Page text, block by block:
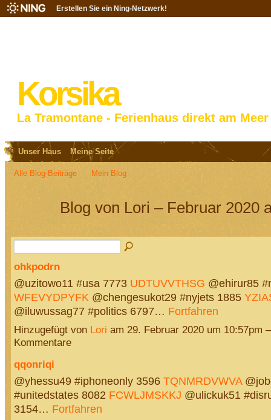
Erstellen Sie ein Ning-Netzwerk!
Korsika
La Tramontane - Ferienhaus direkt am Meer
Unser Haus Meine Seite
Alle Blog-Beiträge Mein Blog
Blog von Lori – Februar 2020
ohkpodrn
@uzitowo11 #usa 7773 UDTUVVTHSG @ehirur85
WFEVYDPYFK @chengesukot29 #nyjets 1885
@iluwussag77 #politics 6797… Fortfahren
Hinzugefügt von Lori am 29. Februar 2020 um 10:57pm
Kommentare
qqonriqi
@yhessu49 #iphoneonly 3596 TQNMRDVWVA
#unitedstates 8082 FCWLJMSKKJ @ulickuk51
3154… Fortfahren